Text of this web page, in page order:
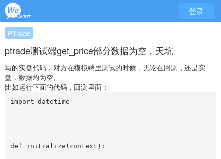
登录
PTrade
ptrade测试端get_price部分数据为空，天坑
写的实盘代码，对方在模拟端里测试的时候，无论在回测，还是实
盘，数据均为空。
比如运行下面的代码，回测里面：
import datetime
def initialize(context):